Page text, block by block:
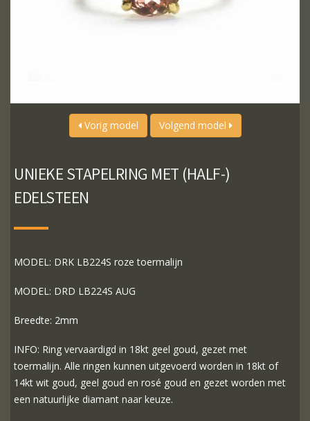
Vorig model Volgend model
UNIEKE STAPELRING MET (HALF-)
EDELSTEEN
MODEL: DRK LB224S roze toermalijn
MODEL: DRD LB224S AUG
Breedte: 2mm
INFO: Ring vervaardigd in 18kt geel goud, gezet met
toermalijn. Alle ringen kunnen uitgevoerd worden in 18kt of
14kt wit goud, geel goud en rosé goud en gezet worden met
een natuurlijke diamant naar keuze.